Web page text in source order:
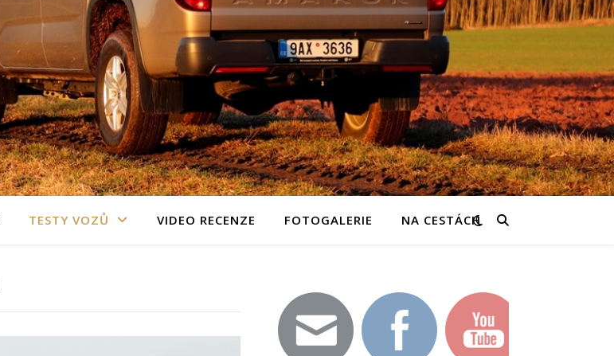
TESTY VOZŮ VIDEO RECENZE FOTOGALERIE NA CESTÁCH